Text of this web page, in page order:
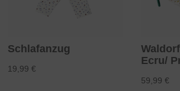
Schlafanzug
19,99 €
Ecru/
59,99 €